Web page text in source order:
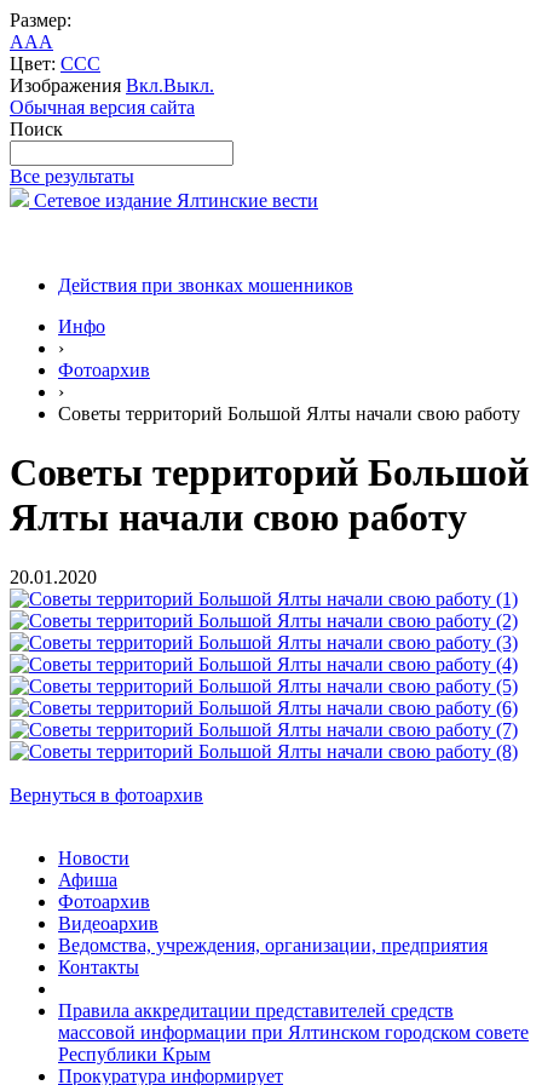
Размер:
AAA
Цвет: CCC
Изображения Вкл.Выкл.
Обычная версия сайта
Поиск
Все результаты
Сетевое издание Ялтинские вести
Действия при звонках мошенников
Инфо
›
Фотоархив
›
Советы территорий Большой Ялты начали свою работу
Советы территорий Большой
Ялты начали свою работу
20.01.2020
Вернуться в фотоархив
Новости
Афиша
Фотоархив
Видеоархив
Ведомства, учреждения, организации, предприятия
Контакты
Правила аккредитации представителей средств
массовой информации при Ялтинском городском совете
Республики Крым
Прокуратура информирует